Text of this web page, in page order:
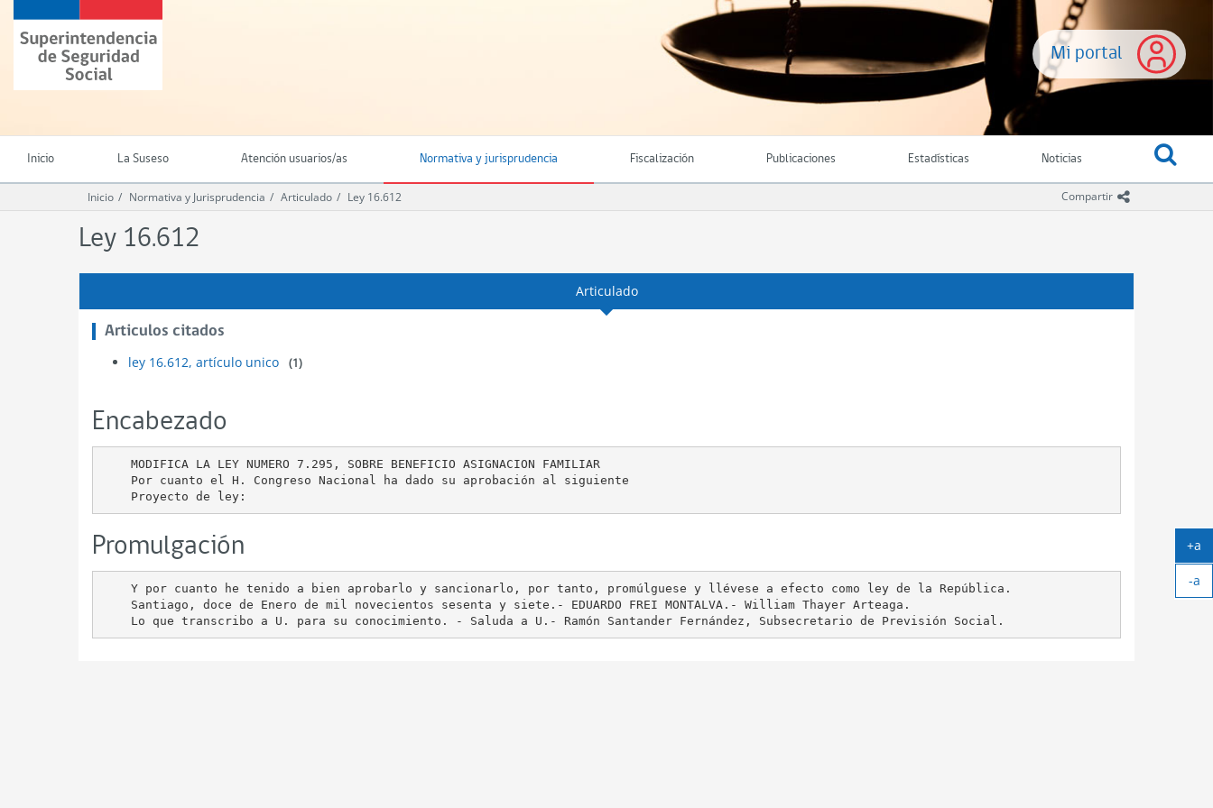
contenido
principal
Mi portal
Superintendencia
de
Seguridad
(SUSESO)
Chile
Inicio La Suseso Atención usuarios/as Normativa y jurisprudencia Fiscalización Publicaciones Estadísticas Noticias
Compartir icono
Inicio Normativa y Jurisprudencia Articulado Ley 16.612
Ley 16.612
Articulado
Articulos citados
ley 16.612, artículo unico
(1)
Encabezado
    MODIFICA LA LEY NUMERO 7.295, SOBRE BENEFICIO ASIGNACION FAMILIAR
    Por cuanto el H. Congreso Nacional ha dado su aprobación al siguiente
Promulgación
    Y por cuanto he tenido a bien aprobarlo y sancionarlo, por tanto, promúlguese y llévese a efecto como ley de la República.
    Santiago, doce de Enero de mil novecientos sesenta y siete.- EDUARDO FREI MONTALVA.- William Thayer Arteaga.
+a
-a